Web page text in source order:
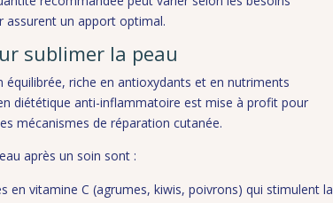
assurent un apport optimal.
sublimer la peau
riche en antioxydants et en nutriments
diététique anti-inflammatoire est mise à profit pour
mécanismes de réparation cutanée.
après un soin sont :
en vitamine C (agrumes, kiwis, poivrons) qui stimulent la